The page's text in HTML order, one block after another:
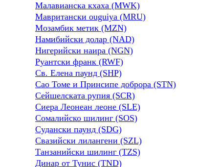
Малавианска кхаха (MWK)
Мавритански ouguiya (MRU)
Мозамбик метик (MZN)
Намибийски долар (NAD)
Нигерийски наира (NGN)
Руантски франк (RWF)
Св. Елена паунд (SHP)
Сао Томе и Принсипе доброра (STN)
Сейшелската рупия (SCR)
Сиера Леонеан леоне (SLE)
Сомалийско шилинг (SOS)
Судански паунд (SDG)
Свазийски лилангени (SZL)
Танзанийски шилинг (TZS)
Динар от Тунис (TND)